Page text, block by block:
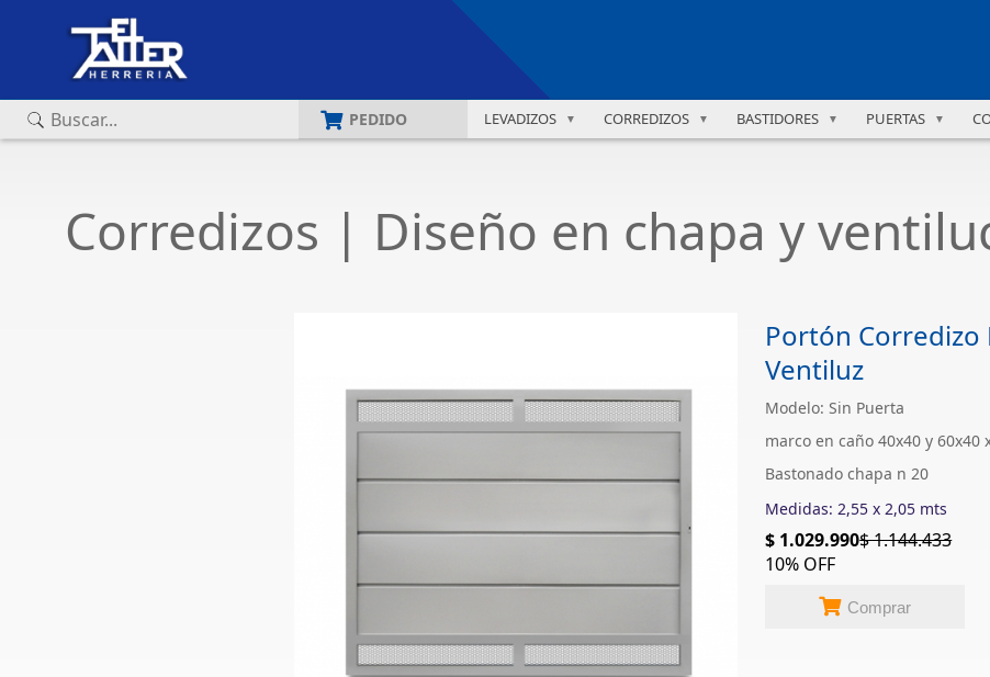
LEVADIZOS ▼ CORREDIZOS ▼ BASTIDORES ▼ PUERTAS ▼
PEDIDO
Corredizos | Diseño en chapa y
Portón Corredizo
Ventiluz
Modelo: Sin Puerta
marco en caño 40x40 y 60x40
Bastonado chapa n 20
Medidas: 2,55 x 2,05 mts
$ 1.029.990$ 1.144.433
10% OFF
Comprar